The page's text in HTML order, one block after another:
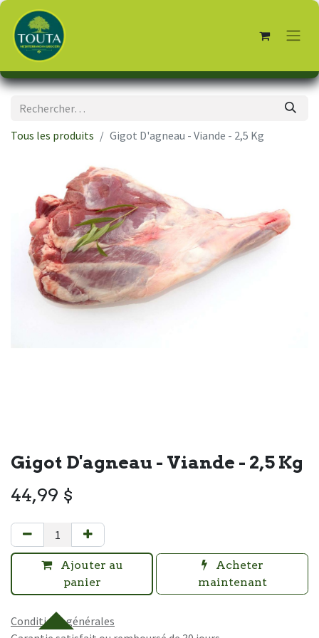
Tous les produits Gigot D'agneau - Viande - 2,5 Kg
Gigot D'agneau - Viande - 2,5 Kg
44,99 $
Ajouter au
panier
Acheter
maintenant
Conditions générales